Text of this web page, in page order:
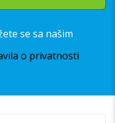
se sa našim
o privatnosti